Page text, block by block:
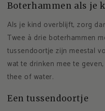
Boterhammen als je
Als je kind overblijft, zorg
Twee à drie boterhammen
tussendoortje zijn meestal
wat te drinken mee te
thee of water.
Een tussendoortje